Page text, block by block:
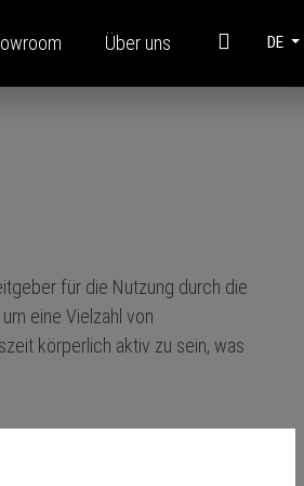
Über uns DE
Finanzierung
Corporate Videos
für die Nutzung durch die
eine Vielzahl von
körperlich aktiv zu sein, was